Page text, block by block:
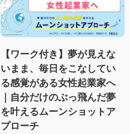
【ワーク付き】夢が見えな
いまま、毎日をこなしてい
る感覚がある女性起業家へ
｜自分だけのぶっ飛んだ夢
を叶えるムーンショットア
プローチ